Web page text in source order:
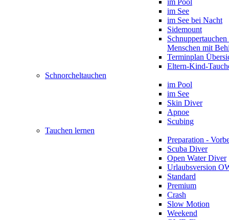
im Pool
im See
im See bei Nacht
Sidemount
Menschen mit
Terminplan
Eltern-Kind-
Schnorcheltauchen
im Pool
im See
Skin Diver
Apnoe
Scubing
Tauchen lernen
Preparation -
Scuba Diver
Open Water Diver
Urlaubsversion
Standard
Premium
Crash
Slow Motion
Weekend